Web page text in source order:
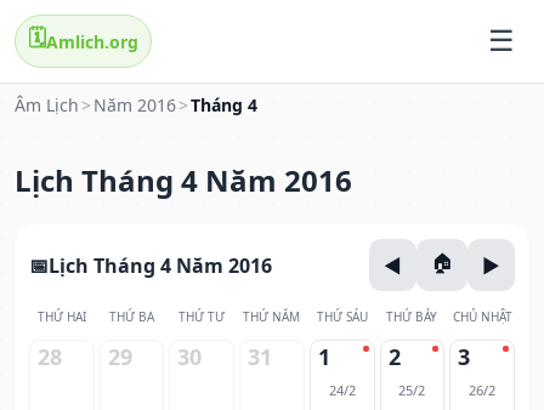
🗓️Amlich.org
Âm Lịch > Năm 2016>Tháng 4
Lịch Tháng 4 Năm 2016
Lịch Tháng 4 Năm 2016
THỨ HAI THỨ BA THỨ TƯ THỨ NĂM THỨ SÁU THỨ BẢY CHỦ NHẬT
28 29 30 31 1
24/2
2
25/2
3
26/2